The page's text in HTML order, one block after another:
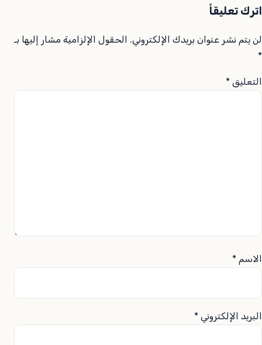
اترك تعليقاً
لن يتم نشر عنوان بريدك الإلكتروني. الحقول الإلزامية مشار إليها بـ
*
التعليق *
الاسم *
البريد الإلكتروني *